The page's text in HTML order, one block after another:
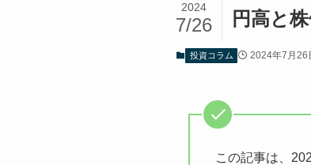
円高と
2024
7/26
投資コラム 2024年7月26
この記事は、